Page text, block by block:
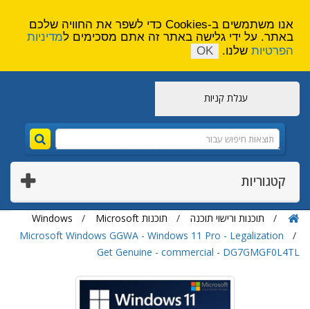
עגלת קניות
קטגוריות
תוכנות ורישוי תוכנה תוכנות Microsoft
Windows
Microsoft Windows GGWA - Windows 11 Pro - Legalization
Get Genuine - commercial - DG7GMGF0L4TL
אנו משתמשים ב-Cookies כדי לשפר את החוויה שלכם
באתר. על ידי גלישה באתר זה אתם מסכימים למדיניות
הפרטיות שלנו. OK